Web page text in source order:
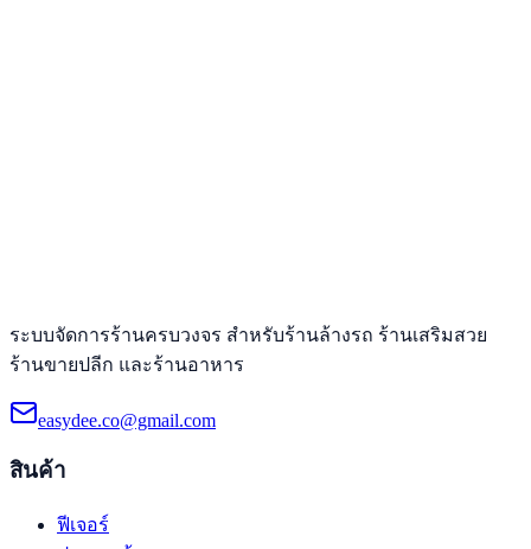
ระบบจัดการร้านครบวงจร สำหรับร้านล้างรถ ร้านเสริมสวย
ร้านขายปลีก และร้านอาหาร
easydee.co@gmail.com
สินค้า
ฟีเจอร์